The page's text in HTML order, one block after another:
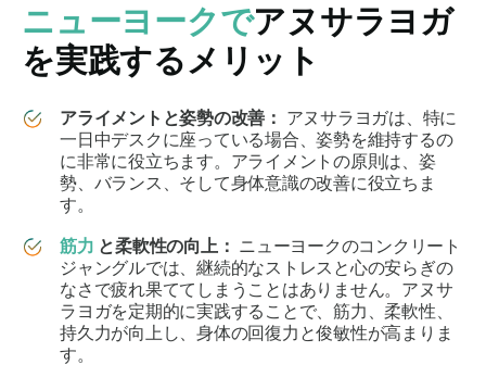
ニューヨークでアヌサラヨガ
を実践するメリット
アライメントと姿勢の改善： アヌサラヨガは、特に
一日中デスクに座っている場合、姿勢を維持するの
に非常に役立ちます。アライメントの原則は、姿
勢、バランス、そして身体意識の改善に役立ちま
す。
筋力 と柔軟性の向上： ニューヨークのコンクリート
ジャングルでは、継続的なストレスと心の安らぎの
なさで疲れ果ててしまうことはありません。アヌサ
ラヨガを定期的に実践することで、筋力、柔軟性、
持久力が向上し、身体の回復力と俊敏性が高まりま
す。